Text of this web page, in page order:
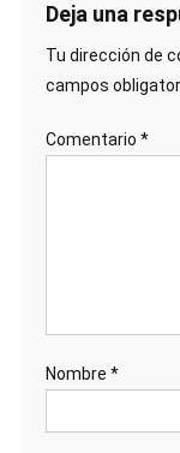
Deja una
Tu dirección de
campos
Comentario *
Nombre *